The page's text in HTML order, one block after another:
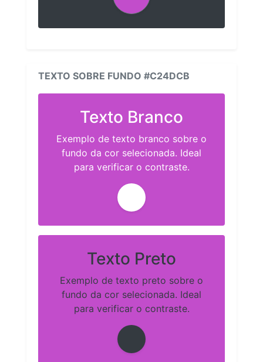
TEXTO SOBRE FUNDO #C24DCB
Texto Branco
Exemplo de texto branco sobre o
fundo da cor selecionada. Ideal
para verificar o contraste.
Texto Preto
Exemplo de texto preto sobre o
fundo da cor selecionada. Ideal
para verificar o contraste.